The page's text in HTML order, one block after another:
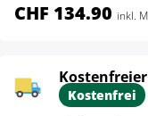
CHF 134.90 inkl.
Kostenfrei